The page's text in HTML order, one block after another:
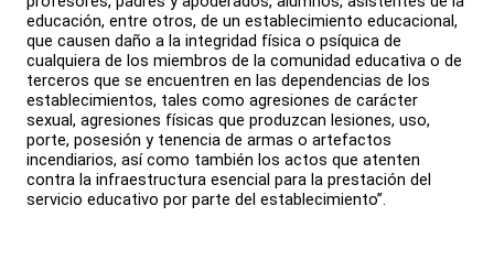
educación, entre otros, de un establecimiento educacional,
que causen daño a la integridad física o psíquica de
cualquiera de los miembros de la comunidad educativa o de
terceros que se encuentren en las dependencias de los
establecimientos, tales como agresiones de carácter
sexual, agresiones físicas que produzcan lesiones, uso,
porte, posesión y tenencia de armas o artefactos
incendiarios, así como también los actos que atenten
contra la infraestructura esencial para la prestación del
servicio educativo por parte del establecimiento”.